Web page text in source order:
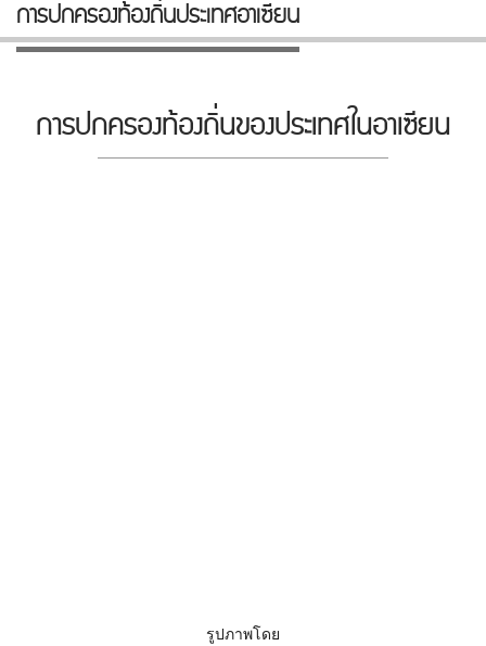
การปกครองท้องถิ่นประเทศอาเซียน
การปกครองท้องถิ่นของประเทศในอาเซียน
รูปภาพโดย